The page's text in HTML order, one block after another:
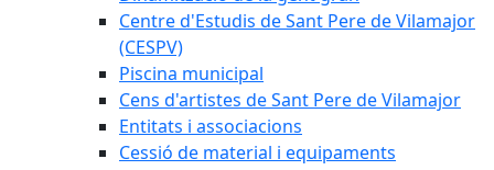
Centre d'Estudis de Sant Pere de Vilamajor
(CESPV)
Piscina municipal
Cens d'artistes de Sant Pere de Vilamajor
Entitats i associacions
Cessió de material i equipaments